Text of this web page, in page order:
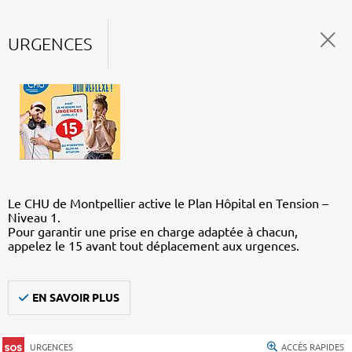
URGENCES
Le CHU de Montpellier active le Plan Hôpital en Tension –
Niveau 1.
Pour garantir une prise en charge adaptée à chacun,
appelez le 15 avant tout déplacement aux urgences.
EN SAVOIR PLUS
URGENCES ACCÈS RAPIDES